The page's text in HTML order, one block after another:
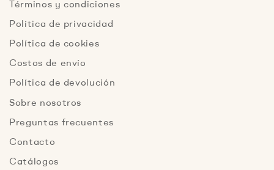
Términos y condiciones
Política de privacidad
Política de cookies
Costos de envío
Política de devolución
Sobre nosotros
Preguntas frecuentes
Contacto
Catálogos